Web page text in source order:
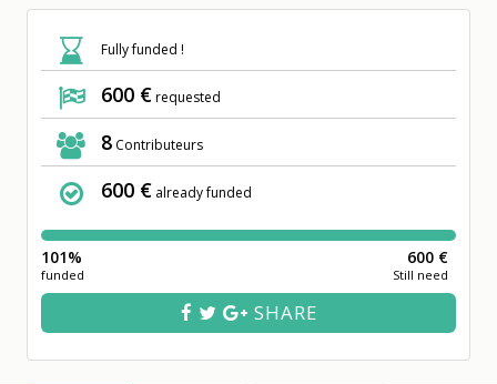
Fully funded !
600 €requested
8 Contributeurs
600 € already funded
101%
funded
600 €
Still need
SHARE